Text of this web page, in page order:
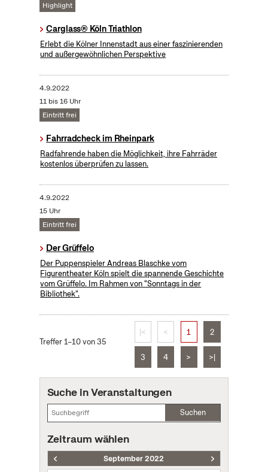
Highlight
Carglass® Köln Triathlon
Erlebt die Kölner Innenstadt aus einer faszinierenden
und außergewöhnlichen Perspektive
4.9.2022
11 bis 16 Uhr
Eintritt frei
Fahrradcheck im Rheinpark
Radfahrende haben die Möglichkeit, ihre Fahrräder
kostenlos überprüfen zu lassen.
4.9.2022
15 Uhr
Eintritt frei
Der Grüffelo
Der Puppenspieler Andreas Blaschke vom
Figurentheater Köln spielt die spannende Geschichte
vom Grüffelo. Im Rahmen von "Sonntags in der
Bibliothek".
Treffer 1–10 von 35
|< < 1 2
3 4 > >|
Suche in Veranstaltungen
Suchen
Zeitraum wählen
September 2022